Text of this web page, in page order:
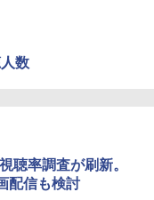
数
聴率調査が刷新。
配信も検討